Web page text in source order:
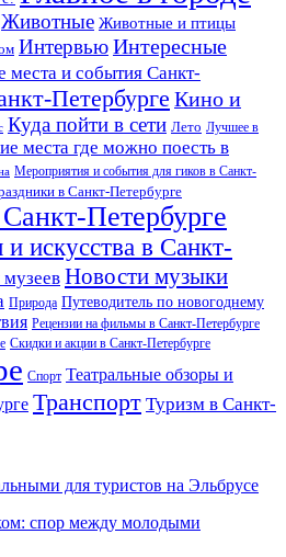
Животные Животные и птицы
ИнтервьюИнтересные
места и события Санкт-
Петербурге Кино и
Куда пойти в сети Лето Лучшее в
места где можно поесть в
Мероприятия и события для гиков в Санкт-
в Санкт-Петербурге
Петербурге
искусства в Санкт-
Новости музыки
Природа Путеводитель по новогоднему
Рецензии на фильмы в Санкт-Петербурге
Скидки и акции в Санкт-Петербурге
Спорт Театральные обзоры и
Транспорт Туризм в Санкт-
для туристов на Эльбрусе
спор между молодыми